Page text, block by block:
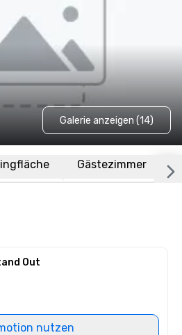
Galerie anzeigen (14)
Gästezimmer
Out
nutzen